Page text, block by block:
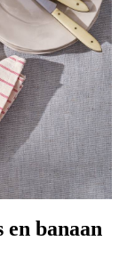
banaan